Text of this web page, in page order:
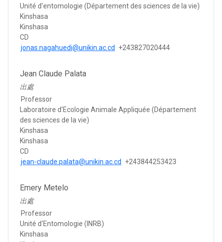
Unité d'entomologie (Département des sciences de la vie)
Kinshasa
Kinshasa
CD
jonas.nagahuedi@unikin.ac.cd
+243827020444
Jean Claude Palata
出處
Professor
Laboratoire d'Ecologie Animale Appliquée (Département
des sciences de la vie)
Kinshasa
Kinshasa
CD
jean-claude.palata@unikin.ac.cd
+243844253423
Emery Metelo
出處
Professor
Unité d'Entomologie (INRB)
Kinshasa